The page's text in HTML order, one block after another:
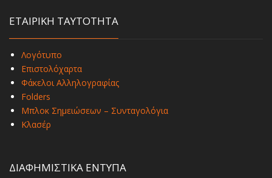
ΕΤΑΙΡΙΚΗ ΤΑΥΤΟΤΗΤΑ
Λογότυπο
Επιστολόχαρτα
Φάκελοι Αλληλογραφίας
Folders
Μπλοκ Σημειώσεων – Συνταγολόγια
Κλασέρ
ΔΙΑΦΗΜΙΣΤΙΚΑ ΕΝΤΥΠΑ